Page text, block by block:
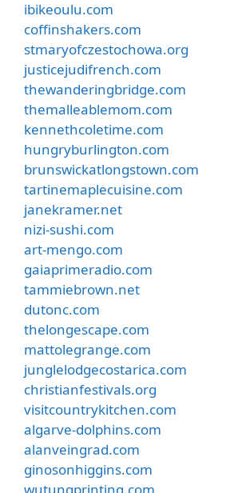
ibikeoulu.com
coffinshakers.com
stmaryofczestochowa.org
justicejudifrench.com
thewanderingbridge.com
themalleablemom.com
kennethcoletime.com
hungryburlington.com
brunswickatlongstown.com
tartinemaplecuisine.com
janekramer.net
nizi-sushi.com
art-mengo.com
gaiaprimeradio.com
tammiebrown.net
dutonc.com
thelongescape.com
mattolegrange.com
junglelodgecostarica.com
christianfestivals.org
visitcountrykitchen.com
algarve-dolphins.com
alanveingrad.com
ginosonhiggins.com
wutungprinting.com